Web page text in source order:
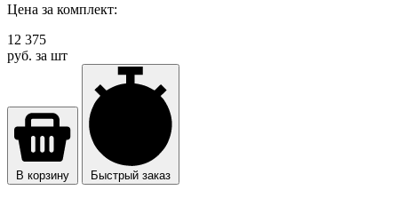
Цена за комплект:
12 375
руб. за шт
В корзину Быстрый заказ